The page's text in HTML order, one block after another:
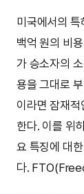
미국에서의
백억 원의 비
가 승소자의
용을 그대로
이라면 잠재
한다. 이를 위
요 특징에 대
다.